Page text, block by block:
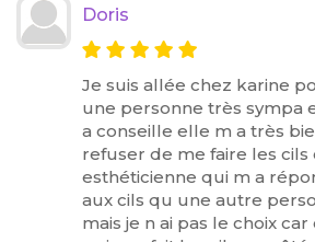
Doris
Je suis allée chez karine
une personne très sympa
a conseille elle m a très
refuser de me faire les
esthéticienne qui m a
aux cils qu une autre
mais je n ai pas le choix